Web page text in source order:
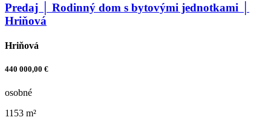
Predaj │ Rodinný dom s bytovými jednotkami │
Hriňová
Hriňová
440 000,00 €
osobné
1153 m²